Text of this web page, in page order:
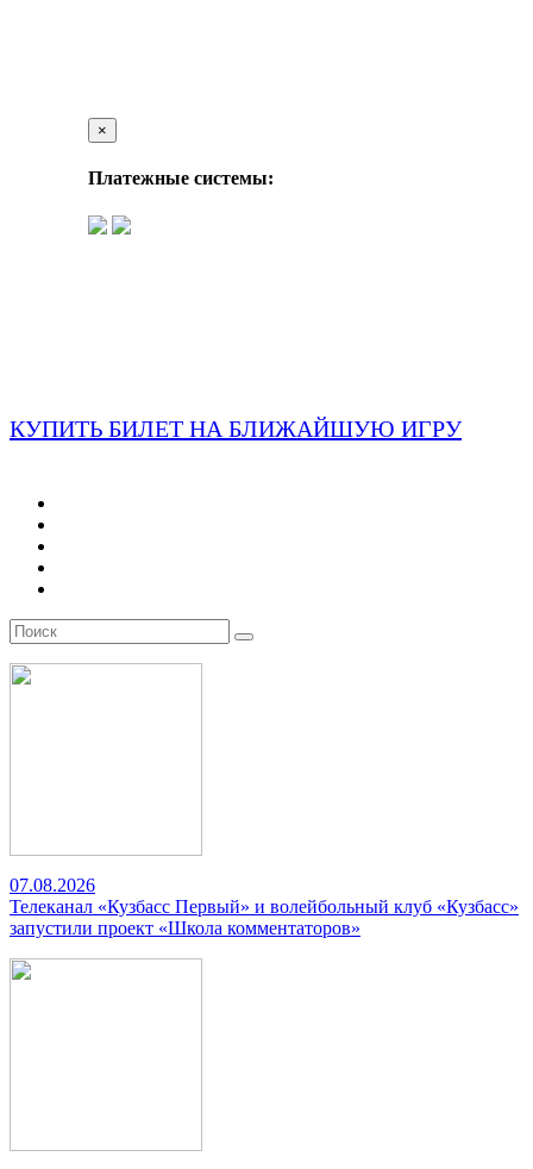
×
Платежные системы:
КУПИТЬ БИЛЕТ НА БЛИЖАЙШУЮ ИГРУ
07.08.2026
Телеканал «Кузбасс Первый» и волейбольный клуб «Кузбасс»
запустили проект «Школа комментаторов»